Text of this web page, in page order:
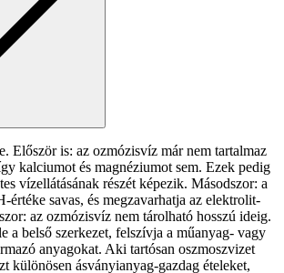
Először is: az ozmózisvíz már nem tartalmaz
kalciumot és magnéziumot sem. Ezek pedig
vízellátásának részét képezik. Másodszor: a
értéke savas, és megzavarhatja az elektrolit-
az ozmózisvíz nem tárolható hosszú ideig.
a belső szerkezet, felszívja a műanyag- vagy
anyagokat. Aki tartósan oszmoszvizet
különösen ásványianyag-gazdag ételeket,